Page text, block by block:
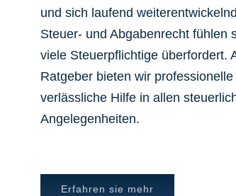
und sich laufend
Steuer- und Abgabenrecht fühlen
viele Steuerpflichtige überfordert.
Ratgeber bieten wir professionelle
verlässliche Hilfe in allen
Angelegenheiten.
Erfahren sie mehr